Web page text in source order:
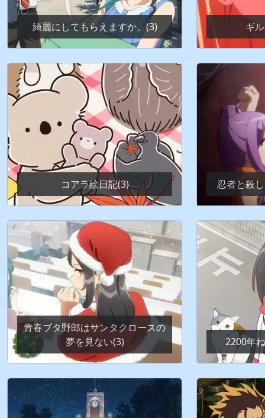
綺麗にしてもらえますか。(3) ギ
コアラ絵日記(3) 忍者と殺
青春ブタ野郎はサンタクロースの
夢を見ない(3)
2200年